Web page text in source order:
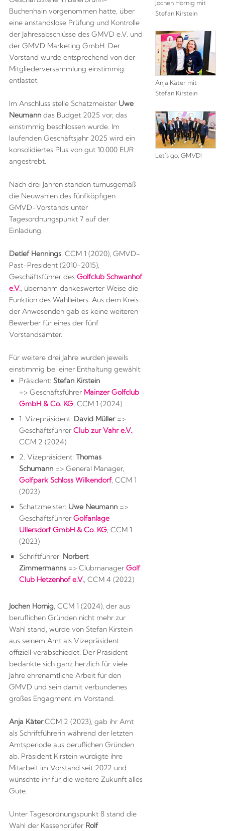
Buchenhain vorgenommen hatte, über
eine anstandslose Prüfung und Kontrolle
der Jahresabschlüsse des GMVD e.V. und
der GMVD Marketing GmbH. Der
Vorstand wurde entsprechend von der
Mitgliederversammlung einstimmig
entlastet.
Im Anschluss stelle Schatzmeister Uwe
Neumanndas Budget 2025 vor, das
einstimmig beschlossen wurde. Im
laufenden Geschäftsjahr 2025 wird ein
konsolidiertes Plus von gut 10.000 EUR
angestrebt.
Nach drei Jahren standen turnusgemäß
die Neuwahlen des fünfköpfigen
GMVD-Vorstands unter
Tagesordnungspunkt 7 auf der
Einladung.
Detlef Hennings, CCM 1 (2020), GMVD-
Past-President (2010-2015),
Geschäftsführer des Golfclub Schwanhof
e.V., übernahm dankeswerter Weise die
Funktion des Wahlleiters. Aus dem Kreis
der Anwesenden gab es keine weiteren
Bewerber für eines der fünf
Vorstandsämter.
Für weitere drei Jahre wurden jeweils
einstimmig bei einer Enthaltung gewählt:
Präsident: Stefan Kirstein
=> Geschäftsführer Mainzer Golfclub
GmbH & Co. KG, CCM 1 (2024)
1. Vizepräsident: David Müller =>
Geschäftsführer Club zur Vahr e.V.,
CCM 2 (2024)
2. Vizepräsident: Thomas
Schumann=> General Manager,
Golfpark Schloss Wilkendorf, CCM 1
(2023)
Schatzmeister: Uwe Neumann=>
Geschäftsführer Golfanlage
Ullersdorf GmbH & Co. KG, CCM 1
(2023)
Schriftführer: Norbert
Zimmermanns=> Clubmanager Golf
Club Hetzenhof e.V., CCM 4 (2022)
Jochen Hornig, CCM 1 (2024), der aus
beruflichen Gründen nicht mehr zur
Wahl stand, wurde von Stefan Kirstein
aus seinem Amt als Vizepräsident
offiziell verabschiedet. Der Präsident
bedankte sich ganz herzlich für viele
Jahre ehrenamtliche Arbeit für den
GMVD und sein damit verbundenes
großes Engagment im Vorstand.
Anja Käter,CCM 2 (2023), gab ihr Amt
als Schriftführerin während der letzten
Amtsperiode aus beruflichen Gründen
ab. Präsident Kirstein würdigte ihre
Mitarbeit im Vorstand seit 2022 und
wünschte ihr für die weitere Zukunft alles
Gute.
Unter Tagesordnungspunkt 8 stand die
Wahl der Kassenprüfer Rolf
Jochen Hornig mit
Stefan Kirstein
Anja Käter mit
Stefan Kirstein
Let´s go, GMVD!